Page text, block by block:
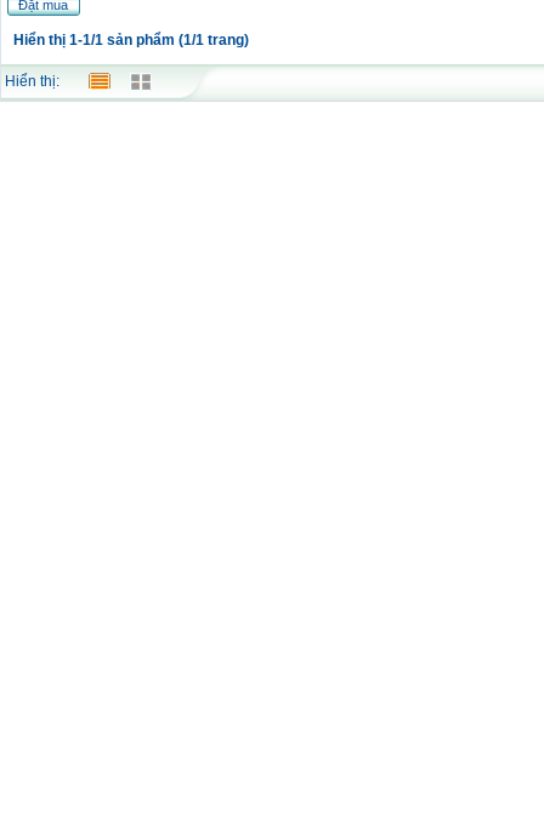
Đặt mua
Hiển thị 1-1/1 sản phẩm (1/1 trang)
Hiển thị: